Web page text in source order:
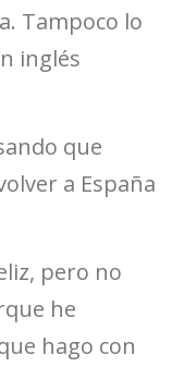
Tampoco lo
inglés
que
a España
pero no
he
hago con